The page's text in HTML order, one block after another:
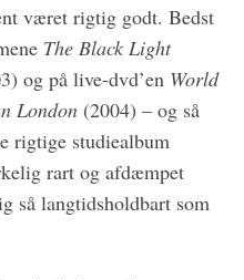
været rigtig godt. Bedst
The Black Light
og på live-dvd’en World
London(2004) – og så
rigtige studiealbum
rart og afdæmpet
så langtidsholdbart som